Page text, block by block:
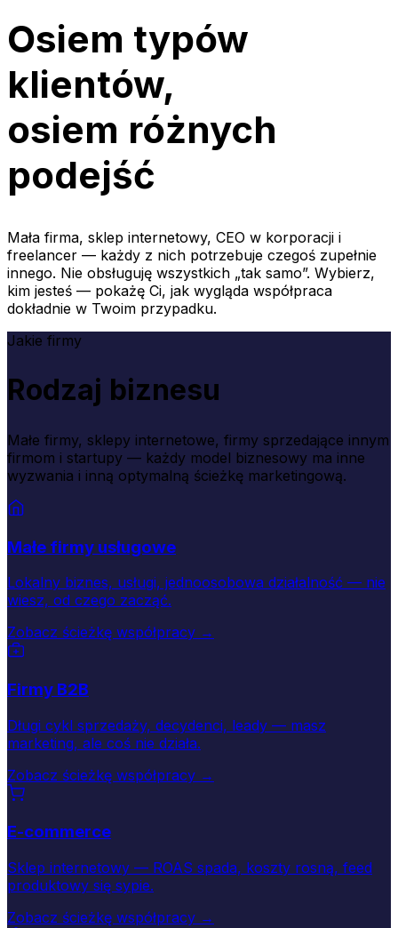
Osiem typów
klientów,
osiem różnych
podejść
Mała firma, sklep internetowy, CEO w korporacji i
freelancer — każdy z nich potrzebuje czegoś zupełnie
innego. Nie obsługuję wszystkich „tak samo”. Wybierz,
kim jesteś — pokażę Ci, jak wygląda współpraca
dokładnie w Twoim przypadku.
Jakie firmy
Rodzaj biznesu
Małe firmy, sklepy internetowe, firmy sprzedające innym
firmom i startupy — każdy model biznesowy ma inne
wyzwania i inną optymalną ścieżkę marketingową.
Małe firmy usługowe
Lokalny biznes, usługi, jednoosobowa działalność — nie
wiesz, od czego zacząć.
Zobacz ścieżkę współpracy →
Firmy B2B
Długi cykl sprzedaży, decydenci, leady — masz
marketing, ale coś nie działa.
Zobacz ścieżkę współpracy →
E-commerce
Sklep internetowy — ROAS spada, koszty rosną, feed
produktowy się sypie.
Zobacz ścieżkę współpracy →